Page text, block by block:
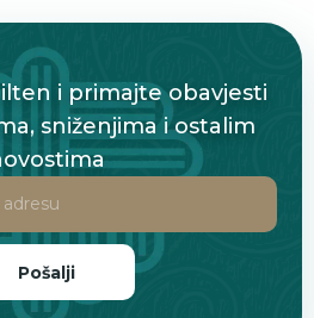
i primajte obavjesti
sniženjima i ostalim
Pošalji